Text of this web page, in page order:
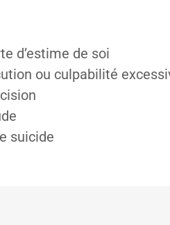
d’estime de soi
ou culpabilité
suicide